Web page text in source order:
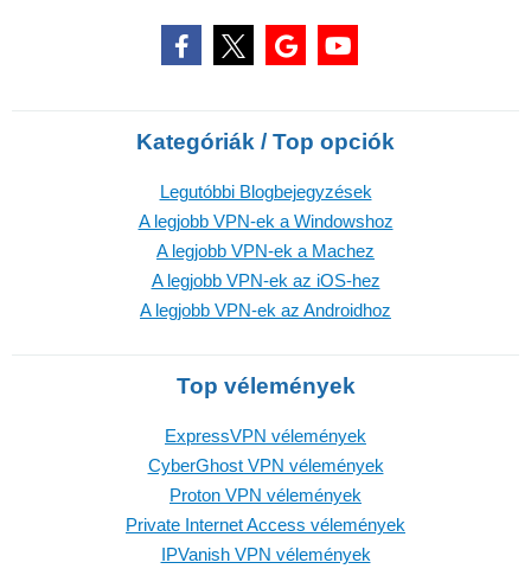
Kategóriák / Top opciók
Legutóbbi Blogbejegyzések
A legjobb VPN-ek a Windowshoz
A legjobb VPN-ek a Machez
A legjobb VPN-ek az iOS-hez
A legjobb VPN-ek az Androidhoz
Top vélemények
ExpressVPN vélemények
CyberGhost VPN vélemények
Proton VPN vélemények
Private Internet Access vélemények
IPVanish VPN vélemények